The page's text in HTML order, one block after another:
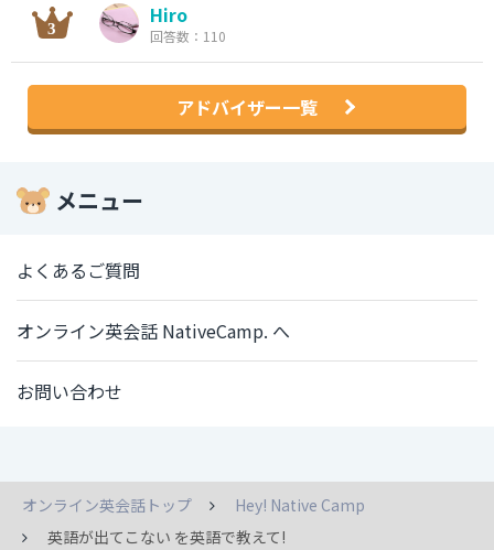
Hiro
回答数：110
アドバイザー一覧
メニュー
よくあるご質問
オンライン英会話 NativeCamp. へ
お問い合わせ
オンライン英会話トップ
Hey! Native Camp
英語が出てこない を英語で教えて!